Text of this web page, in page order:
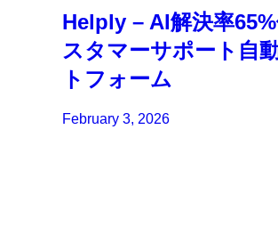
Helply – AI解決率
スタマーサポート自
トフォーム
February 3, 2026